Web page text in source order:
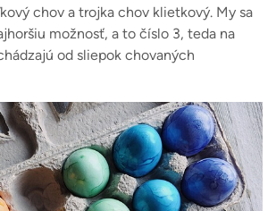
chov a trojka chov klietkový. My sa
možnosť, a to číslo 3, teda na
od sliepok chovaných